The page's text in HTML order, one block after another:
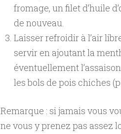
fromage, un filet d’huile
de nouveau.
Laisser refroidir à l’air
servir en ajoutant la
éventuellement
les bols de pois chiches
Remarque : si jamais vous
ne vous y prenez pas assez